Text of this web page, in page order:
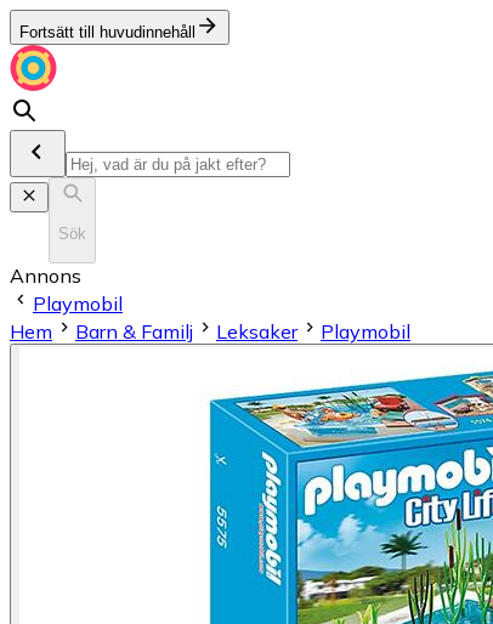
Fortsätt till huvudinnehåll
Sök
Annons
Playmobil
Hem
Barn & Familj Leksaker Playmobil